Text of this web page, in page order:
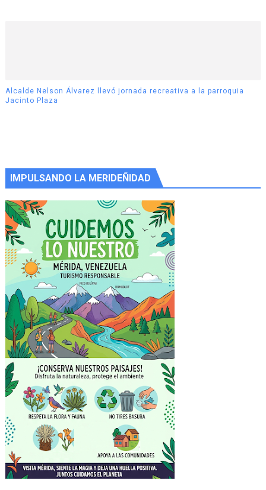
Alcalde Nelson Álvarez llevó jornada recreativa a la parroquia
Jacinto Plaza
IMPULSANDO LA MERIDEÑIDAD